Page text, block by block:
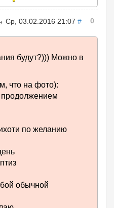
Ср, 03.02.2016 21:07 # 0
будут?))) Можно в
что на фото):
продолжением
по желанию
обычной